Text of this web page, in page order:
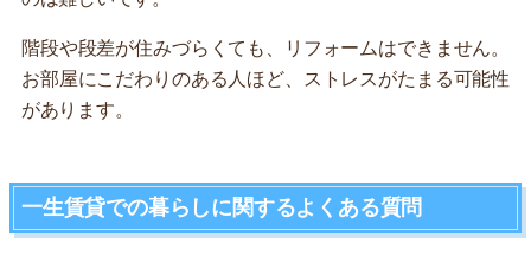
階段や段差が住みづらくても、リフォームはできません。
お部屋にこだわりのある人ほど、ストレスがたまる可能性
があります。
一生賃貸での暮らしに関するよくある質問